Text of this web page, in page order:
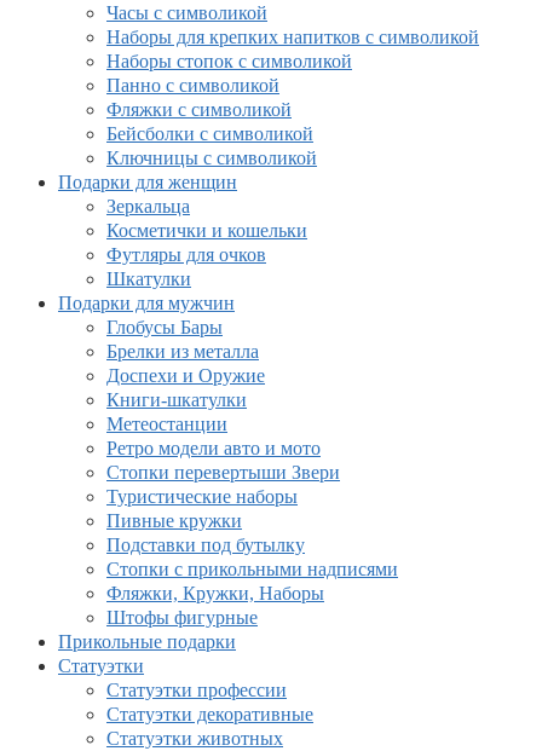
Часы с символикой
Наборы для крепких напитков с символикой
Наборы стопок с символикой
Панно с символикой
Фляжки с символикой
Бейсболки с символикой
Ключницы с символикой
Подарки для женщин
Зеркальца
Косметички и кошельки
Футляры для очков
Шкатулки
Подарки для мужчин
Глобусы Бары
Брелки из металла
Доспехи и Оружие
Книги-шкатулки
Метеостанции
Ретро модели авто и мото
Стопки перевертыши Звери
Туристические наборы
Пивные кружки
Подставки под бутылку
Стопки с прикольными надписями
Фляжки, Кружки, Наборы
Штофы фигурные
Прикольные подарки
Статуэтки
Статуэтки профессии
Статуэтки декоративные
Статуэтки животных